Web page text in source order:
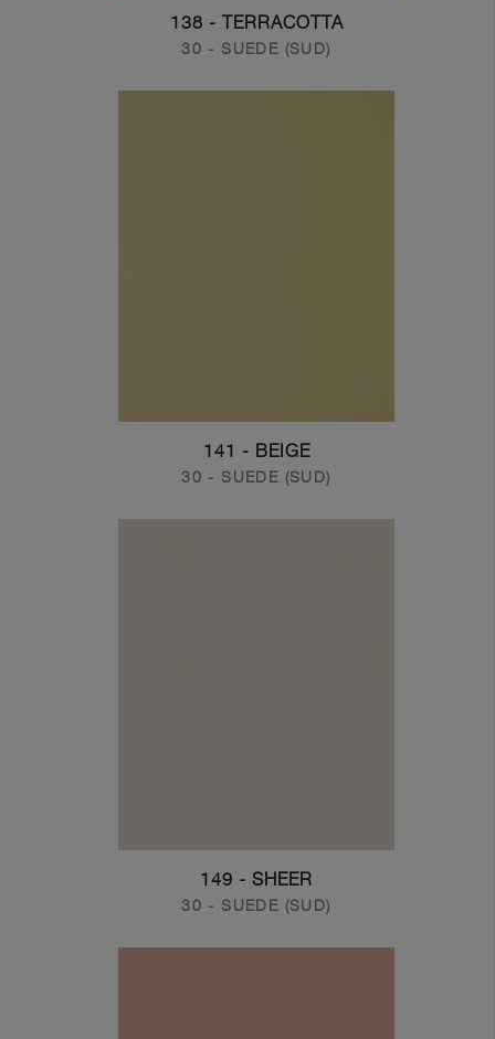
138 - TERRACOTTA
30 - SUEDE (SUD)
141 - BEIGE
30 - SUEDE (SUD)
149 - SHEER
30 - SUEDE (SUD)